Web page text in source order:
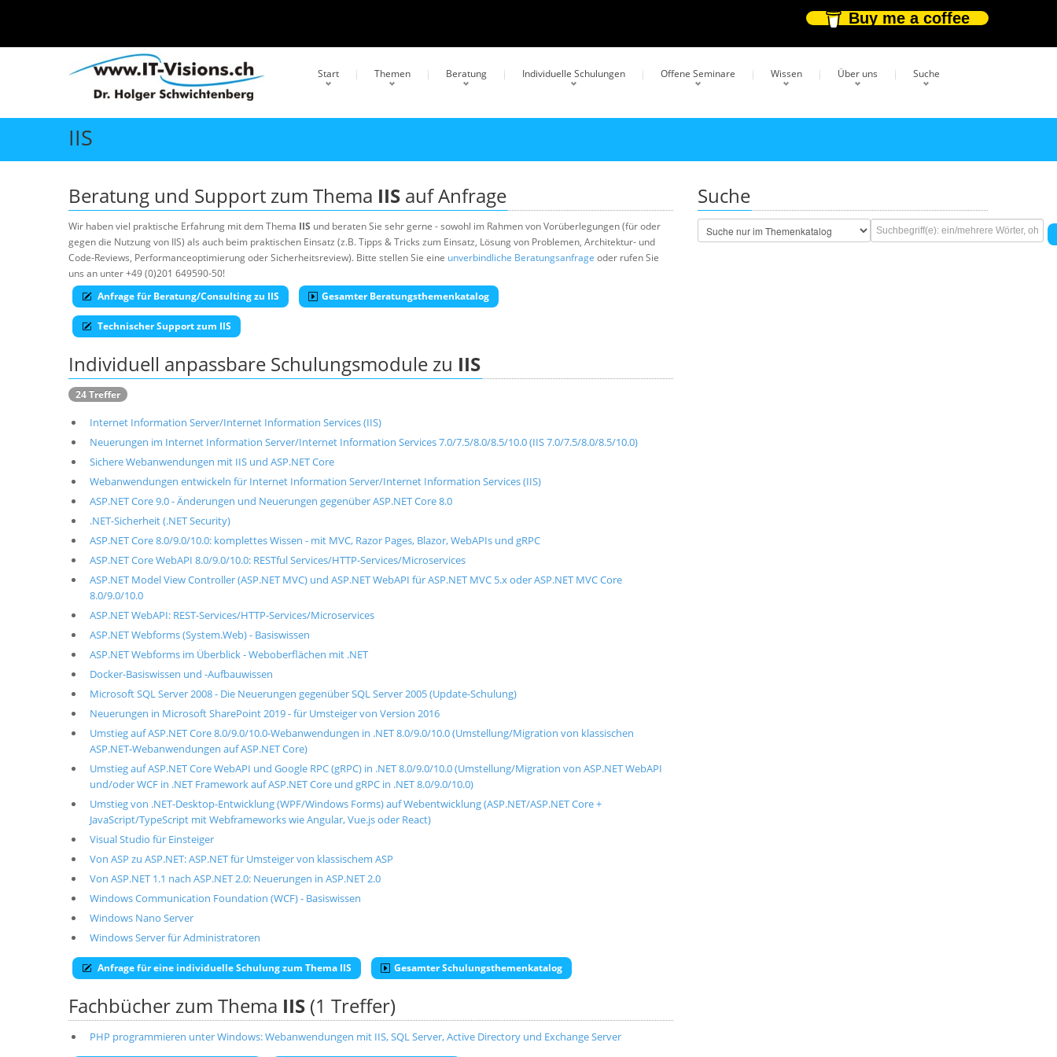
Buy me a coffee
Start Themen Beratung Individuelle Schulungen Offene Seminare Wissen Über uns Suche
IIS
Beratung und Support zum Thema IIS auf Anfrage
Wir haben viel praktische Erfahrung mit dem Thema IIS und beraten Sie sehr gerne - sowohl im Rahmen von Vorüberlegungen (für oder
gegen die Nutzung von IIS) als auch beim praktischen Einsatz (z.B. Tipps & Tricks zum Einsatz, Lösung von Problemen, Architektur- und
Code-Reviews, Performanceoptimierung oder Sicherheitsreview). Bitte stellen Sie eine unverbindliche Beratungsanfrage oder rufen Sie
uns an unter +49 (0)201 649590-50!
Anfrage für Beratung/Consulting zu IIS
Gesamter Beratungsthemenkatalog
Technischer Support zum IIS
Individuell anpassbare Schulungsmodule zu IIS
24 Treffer
Internet Information Server/Internet Information Services (IIS)
Neuerungen im Internet Information Server/Internet Information Services 7.0/7.5/8.0/8.5/10.0 (IIS 7.0/7.5/8.0/8.5/10.0)
Sichere Webanwendungen mit IIS und ASP.NET Core
Webanwendungen entwickeln für Internet Information Server/Internet Information Services (IIS)
ASP.NET Core 9.0 - Änderungen und Neuerungen gegenüber ASP.NET Core 8.0
.NET-Sicherheit (.NET Security)
ASP.NET Core 8.0/9.0/10.0: komplettes Wissen - mit MVC, Razor Pages, Blazor, WebAPIs und gRPC
ASP.NET Core WebAPI 8.0/9.0/10.0: RESTful Services/HTTP-Services/Microservices
ASP.NET Model View Controller (ASP.NET MVC) und ASP.NET WebAPI für ASP.NET MVC 5.x oder ASP.NET MVC Core
8.0/9.0/10.0
ASP.NET WebAPI: REST-Services/HTTP-Services/Microservices
ASP.NET Webforms (System.Web) - Basiswissen
ASP.NET Webforms im Überblick - Weboberflächen mit .NET
Docker-Basiswissen und -Aufbauwissen
Microsoft SQL Server 2008 - Die Neuerungen gegenüber SQL Server 2005 (Update-Schulung)
Neuerungen in Microsoft SharePoint 2019 - für Umsteiger von Version 2016
Umstieg auf ASP.NET Core 8.0/9.0/10.0-Webanwendungen in .NET 8.0/9.0/10.0 (Umstellung/Migration von klassischen
ASP.NET-Webanwendungen auf ASP.NET Core)
Umstieg auf ASP.NET Core WebAPI und Google RPC (gRPC) in .NET 8.0/9.0/10.0 (Umstellung/Migration von ASP.NET WebAPI
und/oder WCF in .NET Framework auf ASP.NET Core und gRPC in .NET 8.0/9.0/10.0)
Umstieg von .NET-Desktop-Entwicklung (WPF/Windows Forms) auf Webentwicklung (ASP.NET/ASP.NET Core +
JavaScript/TypeScript mit Webframeworks wie Angular, Vue.js oder React)
Visual Studio für Einsteiger
Von ASP zu ASP.NET: ASP.NET für Umsteiger von klassischem ASP
Von ASP.NET 1.1 nach ASP.NET 2.0: Neuerungen in ASP.NET 2.0
Windows Communication Foundation (WCF) - Basiswissen
Windows Nano Server
Windows Server für Administratoren
Anfrage für eine individuelle Schulung zum Thema IIS Gesamter Schulungsthemenkatalog
Fachbücher zum Thema IIS (1 Treffer)
PHP programmieren unter Windows: Webanwendungen mit IIS, SQL Server, Active Directory und Exchange Server
Suche